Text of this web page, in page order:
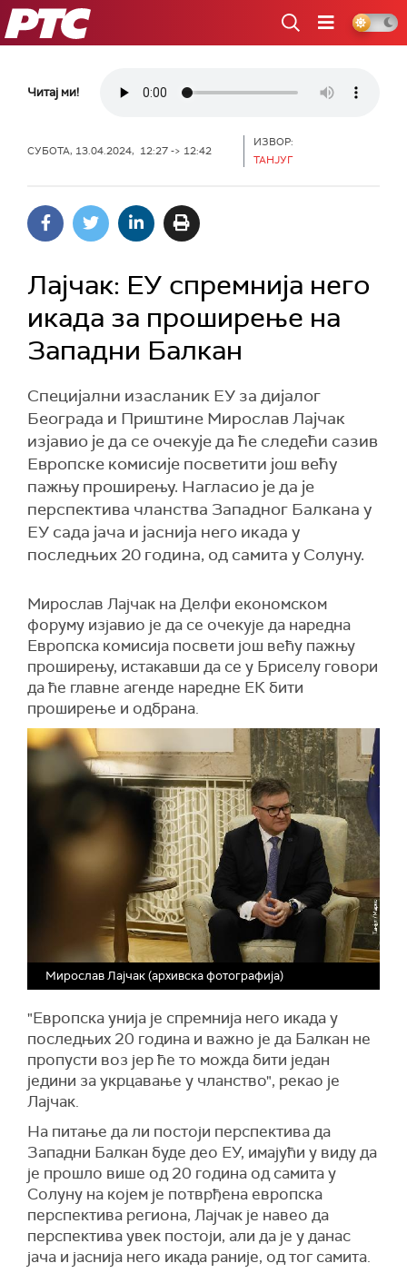
РТС
Читај ми!
СУБОТА, 13.04.2024, 12:27 -> 12:42
ИЗВОР:
ТАНЈУГ
Лајчак: ЕУ спремнија него
икада за проширење на
Западни Балкан
Специјални изасланик ЕУ за дијалог
Београда и Приштине Мирослав Лајчак
изјавио је да се очекује да ће следећи сазив
Европске комисије посветити још већу
пажњу проширењу. Нагласио је да је
перспектива чланства Западног Балкана у
ЕУ сада јача и јаснија него икада у
последњих 20 година, од самита у Солуну.
Мирослав Лајчак на Делфи економском
форуму изјавио је да се очекује да наредна
Европска комисија посвети још већу пажњу
проширењу, истакавши да се у Бриселу говори
да ће главне агенде наредне ЕК бити
проширење и одбрана.
Мирослав Лајчак (архивска фотографија)
"Европска унија је спремнија него икада у
последњих 20 година и важно је да Балкан не
пропусти воз јер ће то можда бити један
једини за укрцавање у чланство", рекао је
Лајчак.
На питање да ли постоји перспектива да
Западни Балкан буде део ЕУ, имајући у виду да
је прошло више од 20 година од самита у
Солуну на којем је потврђена европска
перспектива региона, Лајчак је навео да
перспектива увек постоји, али да је у данас
јача и јаснија него икада раније, од тог самита.